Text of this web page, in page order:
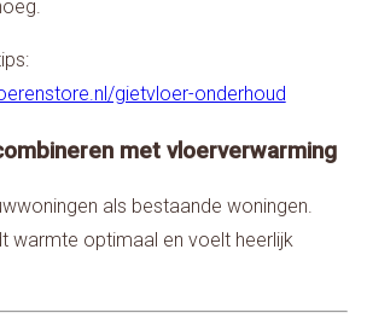
gietvloer-onderhoud
met vloerverwarming
als bestaande woningen.
warmte optimaal en voelt heerlijk